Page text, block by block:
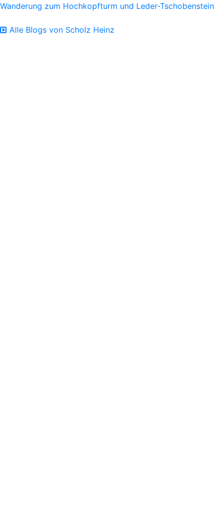
Wanderung zum Hochkopfturm und Leder-Tschobenstein
Alle Blogs von Scholz Heinz